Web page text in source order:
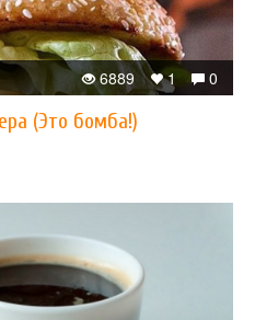
0
1
6889
(Это бомба!)